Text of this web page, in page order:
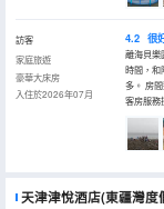
訪客
家庭旅遊
豪華大床房
入住於2026年07月
4.2 很
離海貝樂
時間，和
多。 房
客房服務
天津津悅酒店(東疆灣度